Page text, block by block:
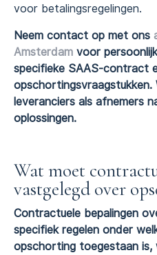
voor betalingsregelingen.
Neem contact op met ons
Amsterdam voor
specifieke SAAS-contract
opschortingsvraagstukken.
leveranciers als afnemers
oplossingen.
Wat moet
vastgelegd over
Contractuele bepalingen
specifiek regelen onder
opschorting toegestaan is,